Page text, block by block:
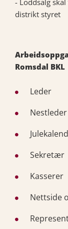
- Loddsalg
distrikt styret
Romsdal BKL
Leder
Nestleder
Sekretær
Kasserer
Nettside